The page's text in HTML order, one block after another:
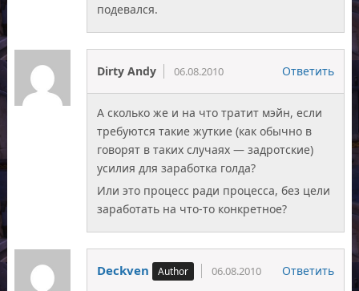
подевался.
Dirty Andy 06.08.2010 Ответить
А сколько же и на что тратит мэйн, если
требуются такие жуткие (как обычно в
говорят в таких случаях — задротские)
усилия для заработка голда?
Или это процесс ради процесса, без цели
заработать на что-то конкретное?
Deckven 06.08.2010 Ответить